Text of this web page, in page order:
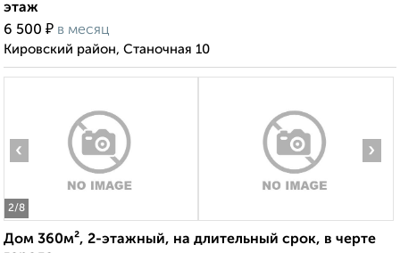
этаж
6 500 ₽ в месяц
Кировский район, Станочная 10
2/8
‹ ›
Дом 360м², 2-этажный, на длительный срок, в черте